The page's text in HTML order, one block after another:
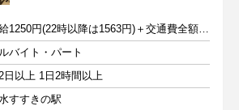
時給1250円(22時以降は1563円)＋交通費全額支給
バイト・パート
日以上 1日2時間以上
すすきの駅